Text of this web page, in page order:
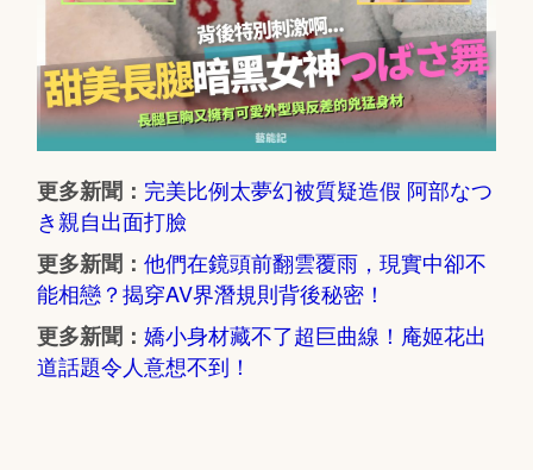
更多新聞： 完美比例太夢幻被質疑造假 阿部なつ
き親自出面打臉
更多新聞：他們在鏡頭前翻雲覆雨，現實中卻不
能相戀？揭穿AV界潛規則背後秘密！
更多新聞：嬌小身材藏不了超巨曲線！庵姬花出
道話題令人意想不到！